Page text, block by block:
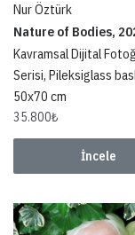
Nur Öztürk
Nature of Bodies,
Kavramsal Dijital
Serisi, Pileksiglass
50x70 cm
35.800₺
İncele